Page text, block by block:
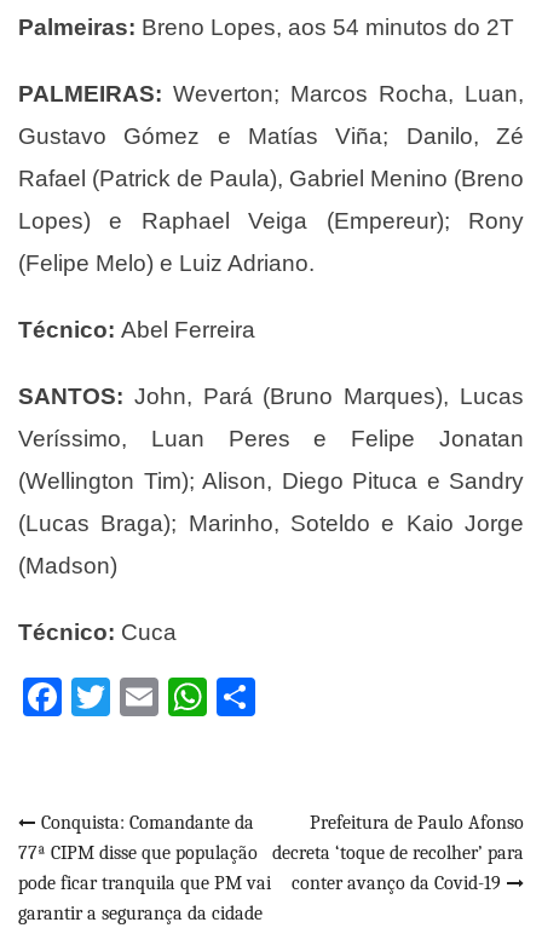
Palmeiras: Breno Lopes, aos 54 minutos do 2T
PALMEIRAS: Weverton; Marcos Rocha, Luan,
Gustavo Gómez e Matías Viña; Danilo, Zé
Rafael (Patrick de Paula), Gabriel Menino (Breno
Lopes) e Raphael Veiga (Empereur); Rony
(Felipe Melo) e Luiz Adriano.
Técnico: Abel Ferreira
SANTOS: John, Pará (Bruno Marques), Lucas
Veríssimo, Luan Peres e Felipe Jonatan
(Wellington Tim); Alison, Diego Pituca e Sandry
(Lucas Braga); Marinho, Soteldo e Kaio Jorge
(Madson)
Técnico: Cuca
Facebook
Twitter
EmailWhatsApp
Navegação
de
Post
Conquista: Comandante da
77ª CIPM disse que população
pode ficar tranquila que PM vai
garantir a segurança da cidade
Prefeitura de Paulo Afonso
decreta ‘toque de recolher’ para
conter avanço da Covid-19